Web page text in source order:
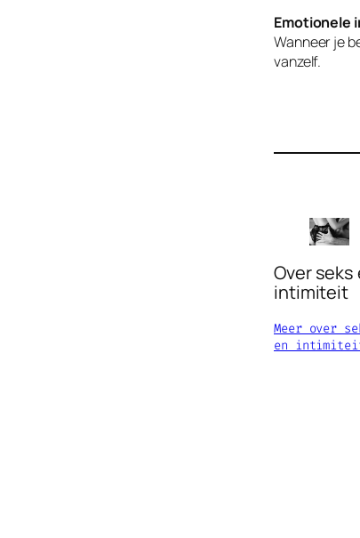
Emotionele
Wanneer je
vanzelf.
Over seks
intimiteit
Meer over
en